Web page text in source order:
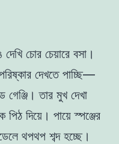
চোর চেয়ারে বসা।
দেখতে পাচ্ছি—
গেঞ্জি। তার মুখ দেখা
দিয়ে। পায়ে স্পঞ্জের
থপথপ শব্দ হচ্ছে।